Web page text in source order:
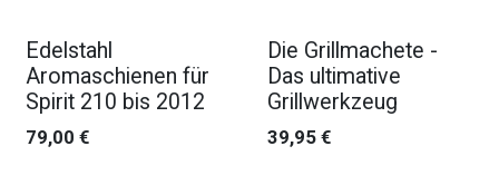
Edelstahl
Aromaschienen für
Spirit 210 bis 2012
79,00 €
Die Grillmachete -
Das ultimative
Grillwerkzeug
39,95€